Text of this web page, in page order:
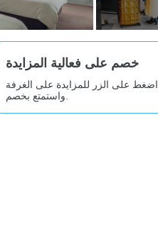
خصم على فعالية المزايدة
اضغط على الزر للمزايدة على الغرفة